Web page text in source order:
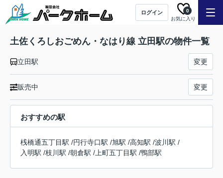
ログイン
お気に入り
0
土佐くろしおごめん・なはり線 立田駅の物件一覧
立田駅 変更
販売中 変更
おすすめの駅
桟橋通五丁目駅 /円行寺口駅 /旭駅 /高知駅 /波川駅 /
入明駅 /枝川駅 /朝倉駅 / 上町五丁目駅 /鴨部駅